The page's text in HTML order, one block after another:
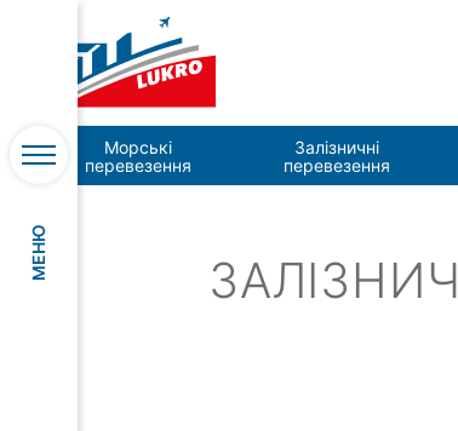
Морські
перевезення
Залізничні
перевезення
Головна
МЕНЮ